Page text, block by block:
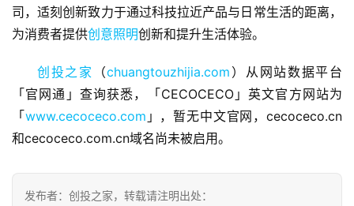
页
报
道
业
观
司，适刻创新致力于通过科技拉近产品与日常生活的距离，
为消费者提供创意照明创新和提升生活体验。
创投之家 （chuangtouzhijia.com ）从网站数据平台
「官网通」查询获悉，「CECOCECO」英文官方网站为
「www.cecoceco.com 」，暂无中文官网，cecoceco.cn
和cecoceco.com.cn域名尚未被启用。
发布者：创投之家，转载请注明出处：